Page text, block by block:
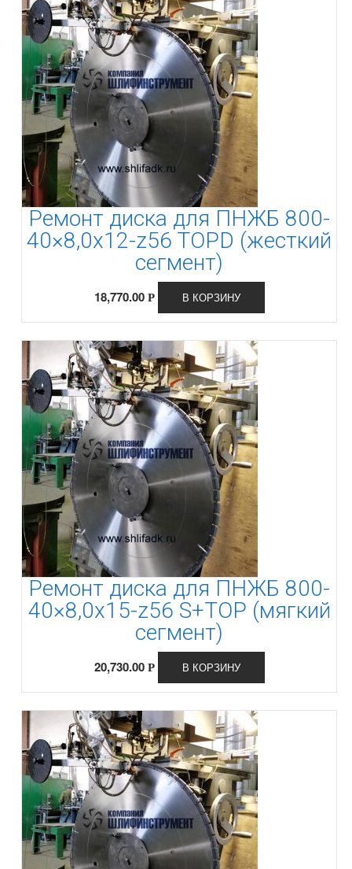
Ремонт диска для ПНЖБ 800-
40×8,0x12-z56 TOPD (жесткий
сегмент)
18,770.00 Р В КОРЗИНУ
Ремонт диска для ПНЖБ 800-
40×8,0x15-z56 S+TOP (мягкий
сегмент)
20,730.00 Р В КОРЗИНУ